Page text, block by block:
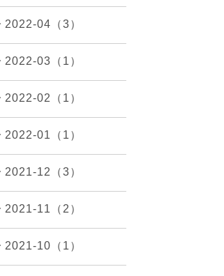
2022-04（3）
2022-03（1）
2022-02（1）
2022-01（1）
2021-12（3）
2021-11（2）
2021-10（1）